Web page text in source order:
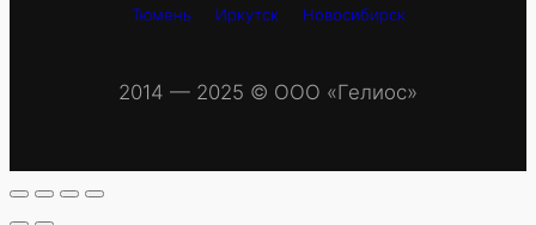
Тюмень
Иркутск Новосибирск
2014 — 2025 © OOO «Гелиос»